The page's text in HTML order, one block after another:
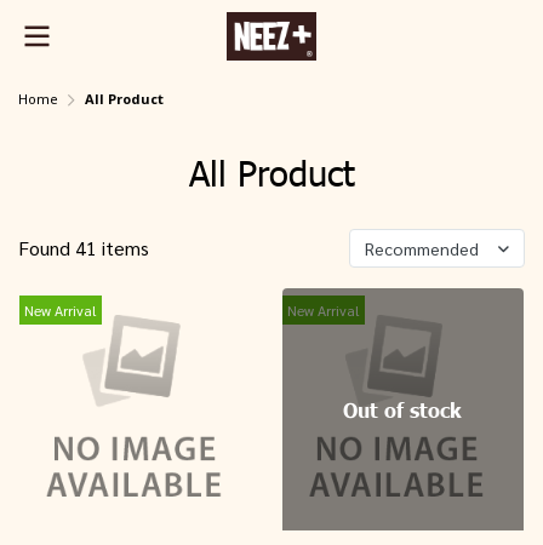
Home All Product
All Product
Found 41 items Recommended
New Arrival New Arrival
Out of stock